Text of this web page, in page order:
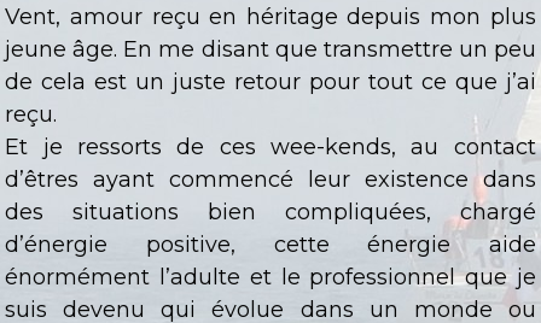
Vent, amour reçu en héritage depuis mon plus
jeune âge. En me disant que transmettre un peu
de cela est un juste retour pour tout ce que j’ai
reçu.
Et je ressorts de ces wee-kends, au contact
d’êtres ayant commencé leur existence dans
des situations bien compliquées, chargé
d’énergie positive, cette énergie aide
énormément l’adulte et le professionnel que je
suis devenu qui évolue dans un monde ou